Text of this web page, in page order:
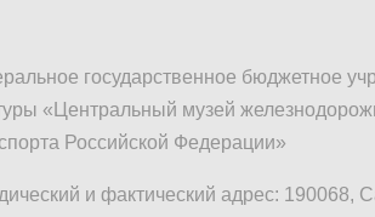
государственное бюджетное
«Центральный музей
Российской Федерации»
и фактический адрес: 190068,